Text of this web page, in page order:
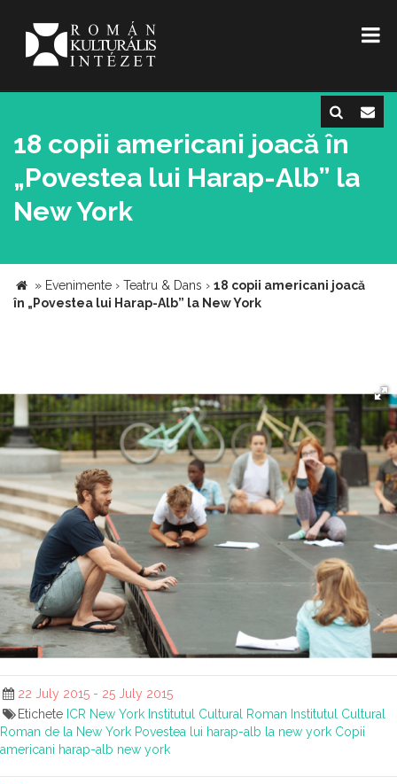
18 copii americani joacă în
„Povestea lui Harap-Alb” la
New York
» Evenimente › Teatru & Dans › 18 copii americani joacă
în „Povestea lui Harap-Alb” la New York
22 July 2015 - 25 July 2015
Etichete ICR New York Institutul Cultural Roman Institutul Cultural
Roman de la New York Povestea lui harap-alb la new york Copii
americani harap-alb new york